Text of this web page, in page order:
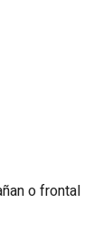
o frontal